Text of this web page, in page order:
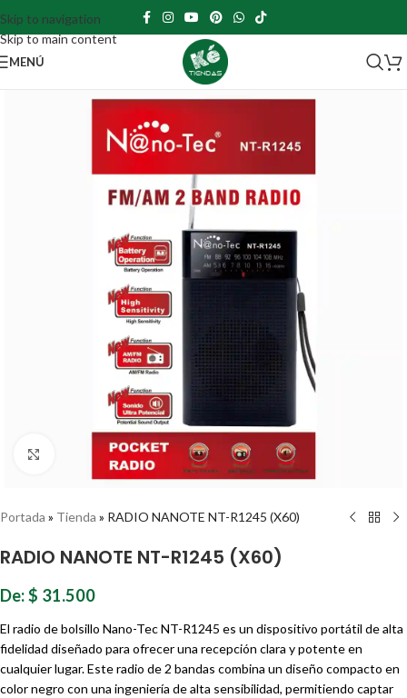
Skip to navigation
Skip to main content
MENÚ
Haz clic para ampliar
Portada » Tienda » RADIO NANOTE NT-R1245 (X60)
RADIO NANOTE NT-R1245 (X60)
De:$ 31.500
El radio de bolsillo Nano-Tec NT-R1245 es un dispositivo portátil de alta
fidelidad diseñado para ofrecer una recepción clara y potente en
cualquier lugar. Este radio de 2 bandas combina un diseño compacto en
color negro con una ingeniería de alta sensibilidad, permitiendo captar